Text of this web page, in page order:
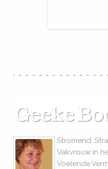
Stromend,
Vakvrouw in
Voelende